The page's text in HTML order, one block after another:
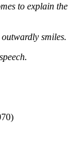
to explain the
smiles.